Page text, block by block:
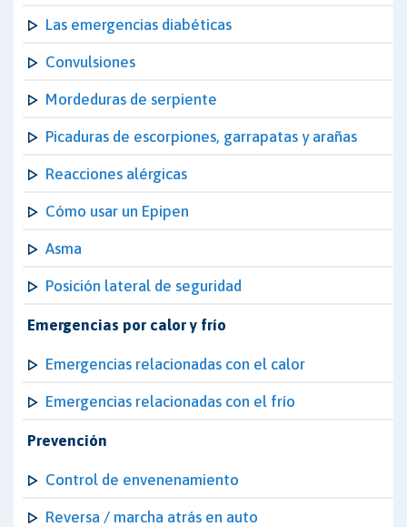
Las emergencias diabéticas
Convulsiones
Mordeduras de serpiente
Picaduras de escorpiones, garrapatas y arañas
Reacciones alérgicas
Cómo usar un Epipen
Asma
Posición lateral de seguridad
Emergencias por calor y frío
Emergencias relacionadas con el calor
Emergencias relacionadas con el frío
Prevención
Control de envenenamiento
Reversa / marcha atrás en auto